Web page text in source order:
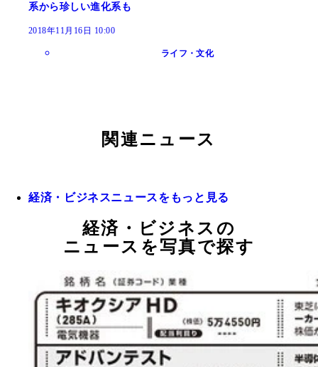
系から珍しい進化系も
2018年11月16日 10:00
ライフ・文化
関連ニュース
経済・ビジネスニュースをもっと見る
経済・ビジネスの
ニュースを写真で探す